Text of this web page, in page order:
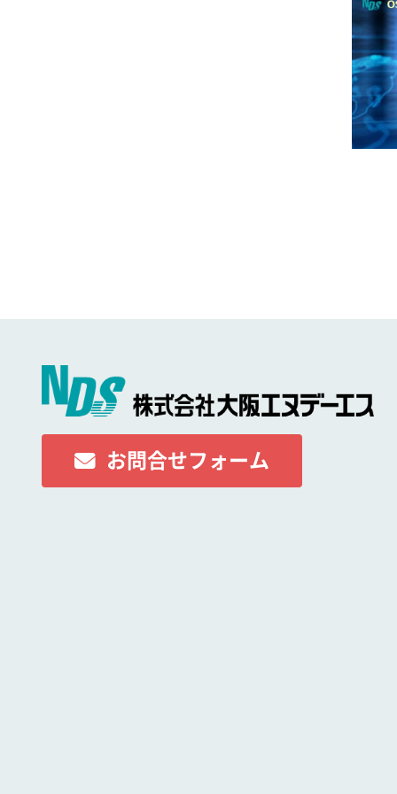
お問合せフォーム